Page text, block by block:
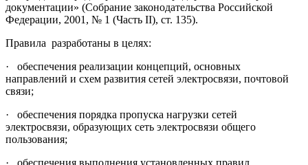
документации» (Собрание законодательства Российской
Федерации, 2001, № 1 (Часть II), ст. 135).
Правила разработаны в целях:
· обеспечения реализации концепций, основных
направлений и схем развития сетей электросвязи, почтовой
связи;
· обеспечения порядка пропуска нагрузки сетей
электросвязи, образующих сеть электросвязи общего
пользования;
· обеспечения выполнения установленных правил